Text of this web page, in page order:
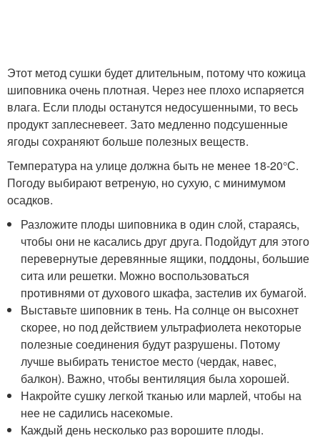
Этот метод сушки будет длительным, потому что кожица
шиповника очень плотная. Через нее плохо испаряется
влага. Если плоды останутся недосушенными, то весь
продукт заплесневеет. Зато медленно подсушенные
ягоды сохраняют больше полезных веществ.
Температура на улице должна быть не менее 18-20°С.
Погоду выбирают ветреную, но сухую, с минимумом
осадков.
Разложите плоды шиповника в один слой, стараясь,
чтобы они не касались друг друга. Подойдут для этого
перевернутые деревянные ящики, поддоны, большие
сита или решетки. Можно воспользоваться
противнями от духового шкафа, застелив их бумагой.
Выставьте шиповник в тень. На солнце он высохнет
скорее, но под действием ультрафиолета некоторые
полезные соединения будут разрушены. Потому
лучше выбирать тенистое место (чердак, навес,
балкон). Важно, чтобы вентиляция была хорошей.
Накройте сушку легкой тканью или марлей, чтобы на
нее не садились насекомые.
Каждый день несколько раз ворошите плоды.